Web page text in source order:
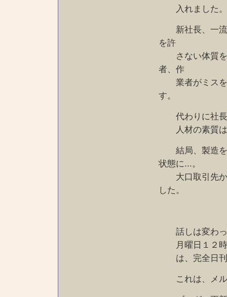
入れました。
新社長、一流
を許
さない体質を
者、作
業者がミスを
す。
代わりに社長
人材の素質は
結局、製造を
状態に...。
大口取引先か
した。
話しは変わっ
月曜日１２時
は、完全日刊
これは、メル